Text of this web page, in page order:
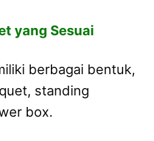
yang Sesuai
berbagai bentuk,
standing
box.